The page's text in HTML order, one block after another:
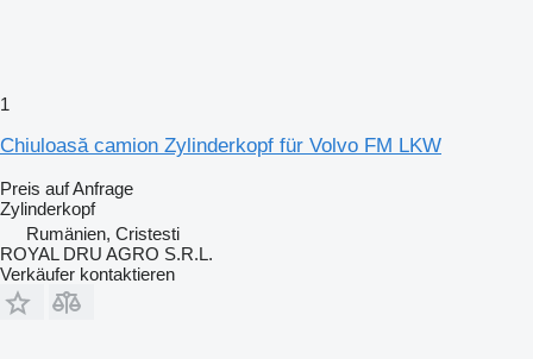
1
Chiuloasă camion Zylinderkopf für Volvo FM LKW
Preis auf Anfrage
Zylinderkopf
Rumänien, Cristesti
ROYAL DRU AGRO S.R.L.
Verkäufer kontaktieren